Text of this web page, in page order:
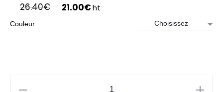
26.40€ 21.00€ Le
ht
Couleur